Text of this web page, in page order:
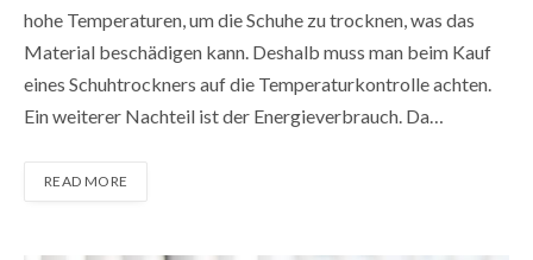
hohe Temperaturen, um die Schuhe zu trocknen, was das
Material beschädigen kann. Deshalb muss man beim Kauf
eines Schuhtrockners auf die Temperaturkontrolle achten.
Ein weiterer Nachteil ist der Energieverbrauch. Da…
READ MORE